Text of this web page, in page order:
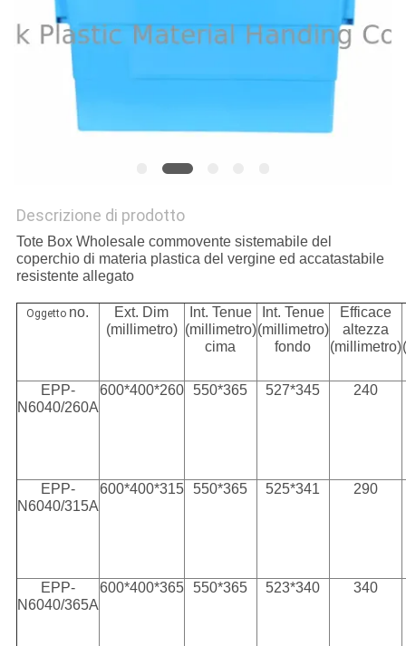
POLICY
Descrizione di prodotto
Tote Box Wholesale commovente sistemabile del
coperchio di materia plastica del vergine ed accatastabile
resistente allegato
Oggetto no.
Ext. Dim
(millimetro)
Int. Tenue
(millimetro)
cima
Int. Tenue
(millimetro)
fondo
Efficace
altezza
(millimetro)
EPP-
N6040/260A
600*400*260 550*365 527*345 240
EPP-
N6040/315A
600*400*315 550*365 525*341 290
EPP-
N6040/365A
600*400*365 550*365 523*340 340